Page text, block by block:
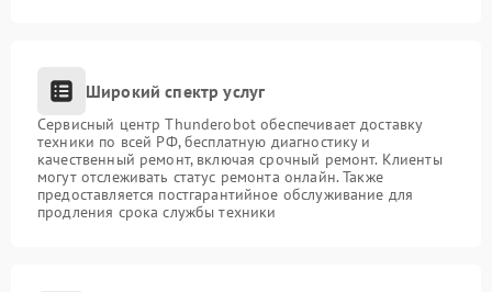
Широкий спектр услуг
Сервисный центр Thunderobot обеспечивает доставку
техники по всей РФ, бесплатную диагностику и
качественный ремонт, включая срочный ремонт. Клиенты
могут отслеживать статус ремонта онлайн. Также
предоставляется постгарантийное обслуживание для
продления срока службы техники